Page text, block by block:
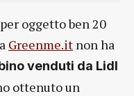
oggetto ben 20
Greenme.it non ha
venduti da Lidl
ottenuto un